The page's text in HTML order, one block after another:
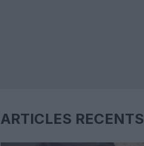
ARTICLES RÉCENTS